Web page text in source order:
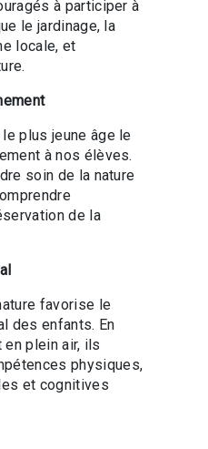
à participer à
le jardinage, la
locale, et
plus jeune âge le
à nos élèves.
soin de la nature
de la
favorise le
des enfants. En
en plein air, ils
physiques,
et cognitives